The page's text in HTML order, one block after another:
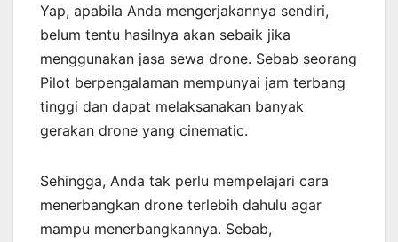
Yap, apabila Anda mengerjakannya sendiri,
belum tentu hasilnya akan sebaik jika
menggunakan jasa sewa drone. Sebab seorang
Pilot berpengalaman mempunyai jam terbang
tinggi dan dapat melaksanakan banyak
gerakan drone yang cinematic.
Sehingga, Anda tak perlu mempelajari cara
menerbangkan drone terlebih dahulu agar
mampu menerbangkannya. Sebab,